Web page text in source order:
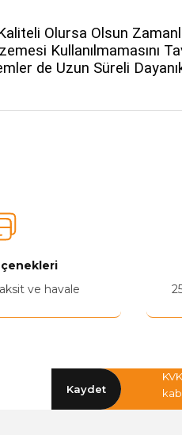
Olursa Olsun
Kullanılmamasını
de Uzun Süreli
ve havale
Kaydet